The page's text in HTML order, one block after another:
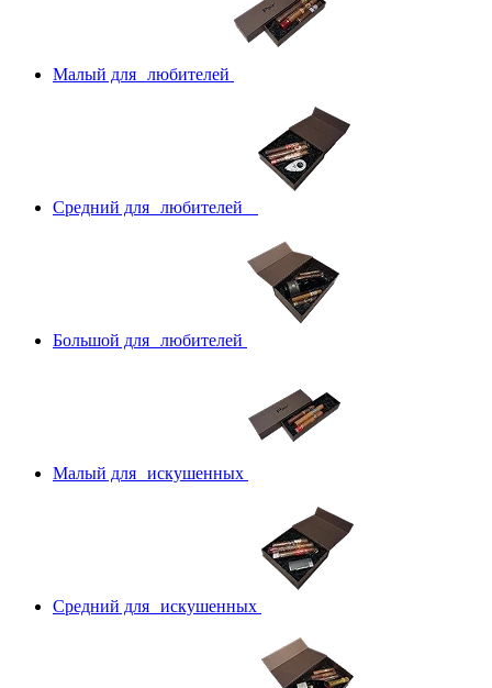
Малый для любителей
Средний для любителей
Большой для любителей
Малый для искушенных
Средний для искушенных